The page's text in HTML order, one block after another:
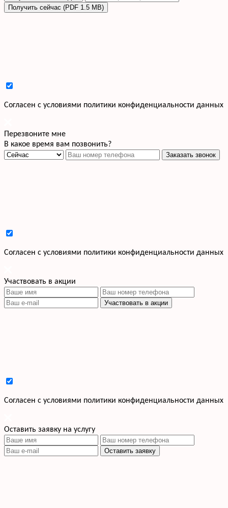
Получить сейчас (PDF 1.5 MB)
Cогласен с условиями политики конфиденциальности данных
Перезвоните мне
В какое время вам позвонить?
Заказать звонок
Cогласен с условиями политики конфиденциальности данных
Участвовать в акции
Участвовать в акции
Cогласен с условиями политики конфиденциальности данных
Оставить заявку на услугу
Оставить заявку